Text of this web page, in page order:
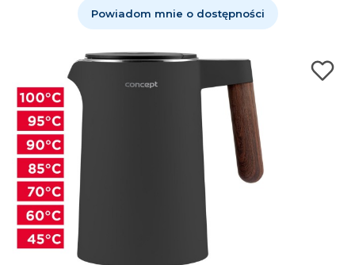
Powiadom mnie o dostępności